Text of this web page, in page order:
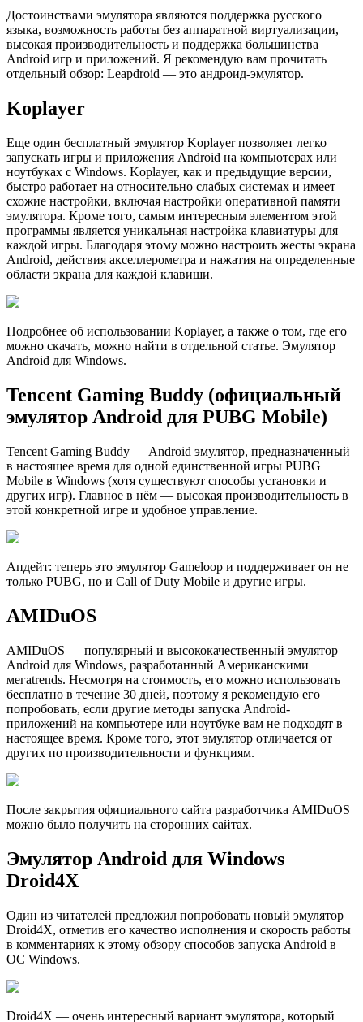
Достоинствами эмулятора являются поддержка русского
языка, возможность работы без аппаратной виртуализации,
высокая производительность и поддержка большинства
Android игр и приложений. Я рекомендую вам прочитать
отдельный обзор: Leapdroid — это андроид-эмулятор.
Koplayer
Еще один бесплатный эмулятор Koplayer позволяет легко
запускать игры и приложения Android на компьютерах или
ноутбуках с Windows. Koplayer, как и предыдущие версии,
быстро работает на относительно слабых системах и имеет
схожие настройки, включая настройки оперативной памяти
эмулятора. Кроме того, самым интересным элементом этой
программы является уникальная настройка клавиатуры для
каждой игры. Благодаря этому можно настроить жесты экрана
Android, действия акселлерометра и нажатия на определенные
области экрана для каждой клавиши.
Подробнее об использовании Koplayer, а также о том, где его
можно скачать, можно найти в отдельной статье. Эмулятор
Android для Windows.
Tencent Gaming Buddy (официальный
эмулятор Android для PUBG Mobile)
Tencent Gaming Buddy — Android эмулятор, предназначенный
в настоящее время для одной единственной игры PUBG
Mobile в Windows (хотя существуют способы установки и
других игр). Главное в нём — высокая производительность в
этой конкретной игре и удобное управление.
Апдейт: теперь это эмулятор Gameloop и поддерживает он не
только PUBG, но и Call of Duty Mobile и другие игры.
AMIDuOS
AMIDuOS — популярный и высококачественный эмулятор
Android для Windows, разработанный Американскими
мегаtrends. Несмотря на стоимость, его можно использовать
бесплатно в течение 30 дней, поэтому я рекомендую его
попробовать, если другие методы запуска Android-
приложений на компьютере или ноутбуке вам не подходят в
настоящее время. Кроме того, этот эмулятор отличается от
других по производительности и функциям.
После закрытия официального сайта pазработчика AMIDuOS
можно было получить на сторонних сайтах.
Эмулятор Android для Windows
Droid4X
Один из читателей предложил попробовать новый эмулятор
Droid4X, отметив его качество исполнения и скорость работы
в комментариях к этому обзору способов запуска Android в
ОС Windows.
Droid4X — очень интересный вариант эмулятора, который